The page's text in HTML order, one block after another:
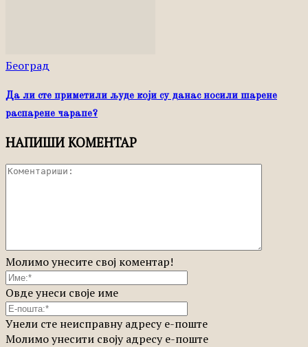
Београд
Да ли сте приметили људе који су данас носили шарене
распарене чарапе?
НАПИШИ КОМЕНТАР
Молимо унесите свој коментар!
Овде унеси своје име
Унели сте неисправну адресу е-поште
Молимо унесити своју адресу е-поште